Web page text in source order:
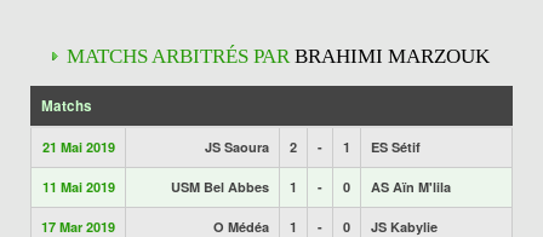
MATCHS ARBITRÉS PARBRAHIMI MARZOUK
Matchs
21 Mai 2019 JS Saoura 2 - 1 ES Sétif
11 Mai 2019 USM Bel Abbes 1 - 0 AS Aïn M'lila
17 Mar 2019 O Médéa 1 - 0 JS Kabylie